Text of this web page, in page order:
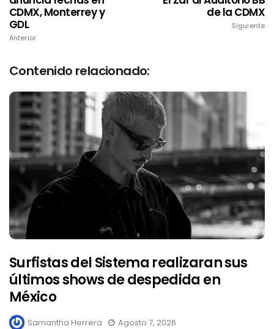
CDMX, Monterrey y
GDL
Anterior
de la CDMX
Siguiente
Contenido relacionado:
Surfistas del Sistema realizaran sus
últimos shows de despedida en
México
Samantha Herrera Agosto 7, 2026